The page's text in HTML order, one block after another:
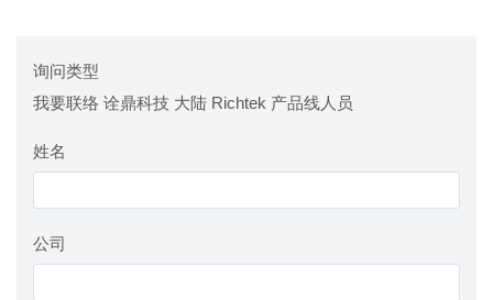
询问类型
我要联络 诠鼎科技 大陆 Richtek 产品线人员
姓名
公司